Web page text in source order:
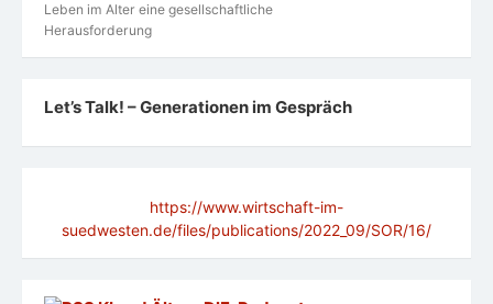
Leben im Alter eine gesellschaftliche
Herausforderung
Let’s Talk! – Generationen im Gespräch
https://www.wirtschaft-im-
suedwesten.de/files/publications/2022_09/SOR/16/